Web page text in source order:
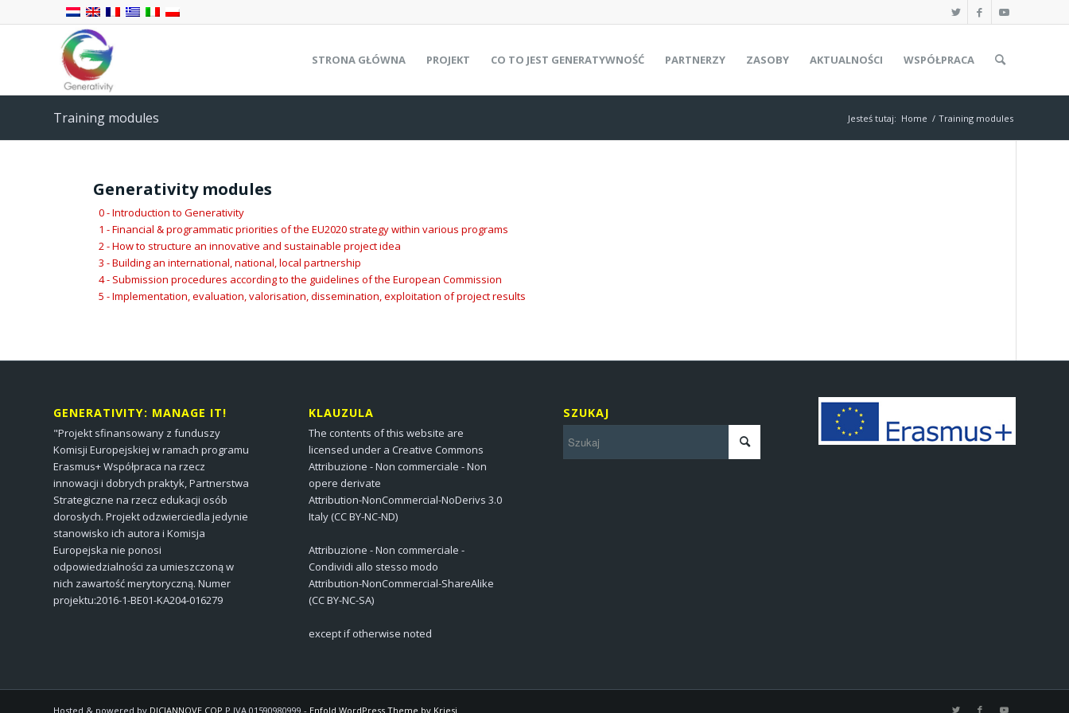
STRONA GŁÓWNA PROJEKT CO TO JEST GENERATYWNOŚĆ PARTNERZY ZASOBY AKTUALNOŚCI WSPÓŁPRACA
Training modules Jesteś tutaj: Home / Training modules
Generativity modules
0 - Introduction to Generativity
1 - Financial & programmatic priorities of the EU2020 strategy within various programs
2 - How to structure an innovative and sustainable project idea
3 - Building an international, national, local partnership
4 - Submission procedures according to the guidelines of the European Commission
5 - Implementation, evaluation, valorisation, dissemination, exploitation of project results
GENERATIVITY: MANAGE IT!
"Projekt sfinansowany z funduszy
Komisji Europejskiej w ramach programu
Erasmus+ Współpraca na rzecz
innowacji i dobrych praktyk, Partnerstwa
Strategiczne na rzecz edukacji osób
dorosłych. Projekt odzwierciedla jedynie
stanowisko ich autora i Komisja
Europejska nie ponosi
odpowiedzialności za umieszczoną w
nich zawartość merytoryczną. Numer
projektu:2016-1-BE01-KA204-016279
KLAUZULA
The contents of this website are
licensed under a Creative Commons
Attribuzione - Non commerciale - Non
opere derivate
Attribution-NonCommercial-NoDerivs 3.0
Italy (CC BY-NC-ND)
Attribuzione - Non commerciale -
Condividi allo stesso modo
Attribution-NonCommercial-ShareAlike
(CC BY-NC-SA)
except if otherwise noted
SZUKAJ
Hosted & powered by DICIANNOVE COP P.IVA 01590980999 - Enfold WordPress Theme by Kriesi